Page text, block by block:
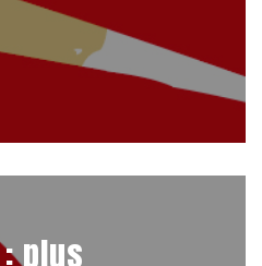
plus